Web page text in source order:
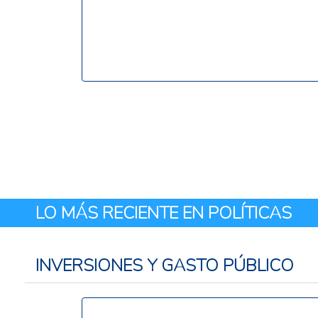
LO MÁS RECIENTE EN POLÍTICAS
INVERSIONES Y GASTO PÚBLICO